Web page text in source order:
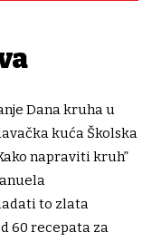
Dana kruha u
kuća Školska
napraviti kruh”
to zlata
60 recepata za